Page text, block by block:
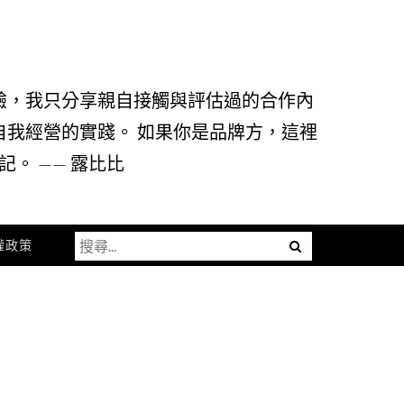
我只分享親自接觸與評估過的合作內
經營的實踐。 如果你是品牌方，這裡
。 —— 露比比
政策 Menu
搜
尋